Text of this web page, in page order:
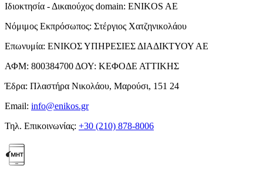
Ιδιοκτησία - Δικαιούχος domain: ENIKOS AE
Νόμιμος Εκπρόσωπος: Στέργιος Χατζηνικολάου
Επωνυμία: ΕΝΙΚΟΣ ΥΠΗΡΕΣΙΕΣ ΔΙΑΔΙΚΤΥΟΥ ΑΕ
ΑΦΜ: 800384700 ΔΟΥ: ΚΕΦΟΔΕ ΑΤΤΙΚΗΣ
Έδρα: Πλαστήρα Νικολάου, Μαρούσι, 151 24
Email: info@enikos.gr
Τηλ. Επικοινωνίας: +30 (210) 878-8006